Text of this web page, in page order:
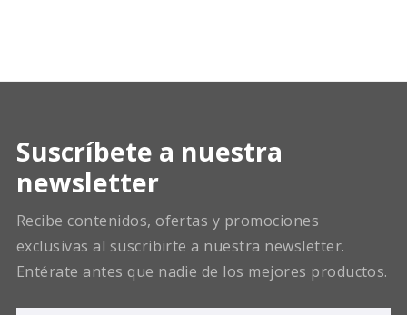
Suscríbete a nuestra
newsletter
Recibe contenidos, ofertas y promociones
exclusivas al suscribirte a nuestra newsletter.
Entérate antes que nadie de los mejores productos.